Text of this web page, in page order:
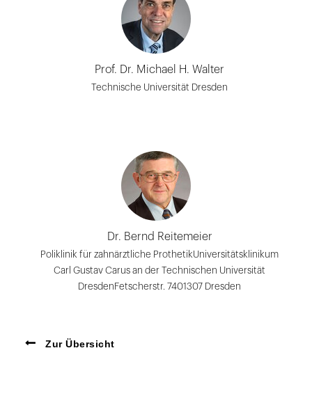
Prof. Dr. Michael H. Walter
Technische Universität Dresden
Dr. Bernd Reitemeier
Poliklinik für zahnärztliche ProthetikUniversitätsklinikum
Carl Gustav Carus an der Technischen Universität
DresdenFetscherstr. 7401307 Dresden
Zur Übersicht